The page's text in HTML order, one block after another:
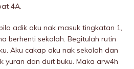
4A.
adik aku nak masuk tingkatan 1,
berhenti sekolah. Begitulah rutin
Aku cakap aku nak sekolah dan
yuran dan duit buku. Maka arw4h